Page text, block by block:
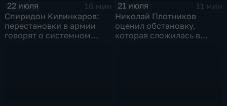
22 июля
16 мин
Спиридон Килинкаров:
перестановки в армии
говорят о системном
21 июля
11 мин
Николай Плотников
оценил обстановку,
которая сложилась в